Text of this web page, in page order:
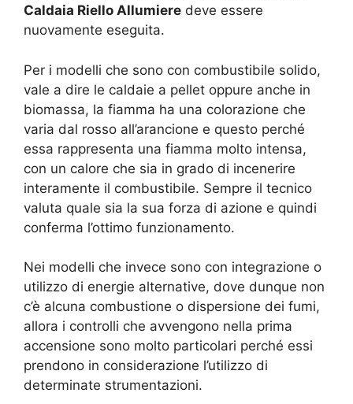
Caldaia Riello Allumiere deve essere
nuovamente eseguita.
Per i modelli che sono con combustibile solido,
vale a dire le caldaie a pellet oppure anche in
biomassa, la fiamma ha una colorazione che
varia dal rosso all’arancione e questo perché
essa rappresenta una fiamma molto intensa,
con un calore che sia in grado di incenerire
interamente il combustibile. Sempre il tecnico
valuta quale sia la sua forza di azione e quindi
conferma l’ottimo funzionamento.
Nei modelli che invece sono con integrazione o
utilizzo di energie alternative, dove dunque non
c’è alcuna combustione o dispersione dei fumi,
allora i controlli che avvengono nella prima
accensione sono molto particolari perché essi
prendono in considerazione l’utilizzo di
determinate strumentazioni.